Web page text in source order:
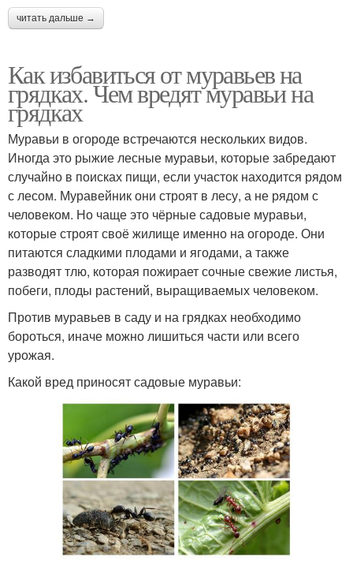
читать дальше →
Как избавиться от муравьев на
грядках. Чем вредят муравьи на
грядках
Муравьи в огороде встречаются нескольких видов.
Иногда это рыжие лесные муравьи, которые забредают
случайно в поисках пищи, если участок находится рядом
с лесом. Муравейник они строят в лесу, а не рядом с
человеком. Но чаще это чёрные садовые муравьи,
которые строят своё жилище именно на огороде. Они
питаются сладкими плодами и ягодами, а также
разводят тлю, которая пожирает сочные свежие листья,
побеги, плоды растений, выращиваемых человеком.
Против муравьев в саду и на грядках необходимо
бороться, иначе можно лишиться части или всего
урожая.
Какой вред приносят садовые муравьи: